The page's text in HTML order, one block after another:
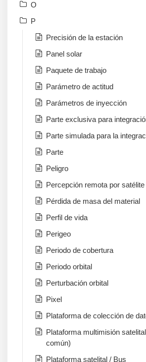
O
P
Precisión de la estación
Panel solar
Paquete de trabajo
Parámetro de actitud
Parámetros de inyección
Parte exclusiva para
Parte simulada para la
Parte
Peligro
Percepción remota por satélite
Pérdida de masa del material
Perfil de vida
Perigeo
Periodo de cobertura
Periodo orbital
Perturbación orbital
Pixel
Plataforma de colección de
Plataforma multimisión
común)
Plataforma satelital / Bus